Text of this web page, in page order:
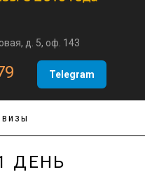
д. 5, оф. 143
Telegram
ДЕНЬ